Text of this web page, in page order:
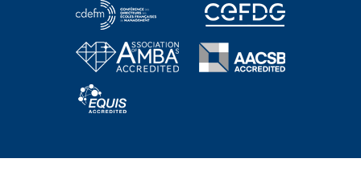
PROGRAMMES
Grande école & Masters
Bachelor Programs
MBA & Executive MBA
PhD Program